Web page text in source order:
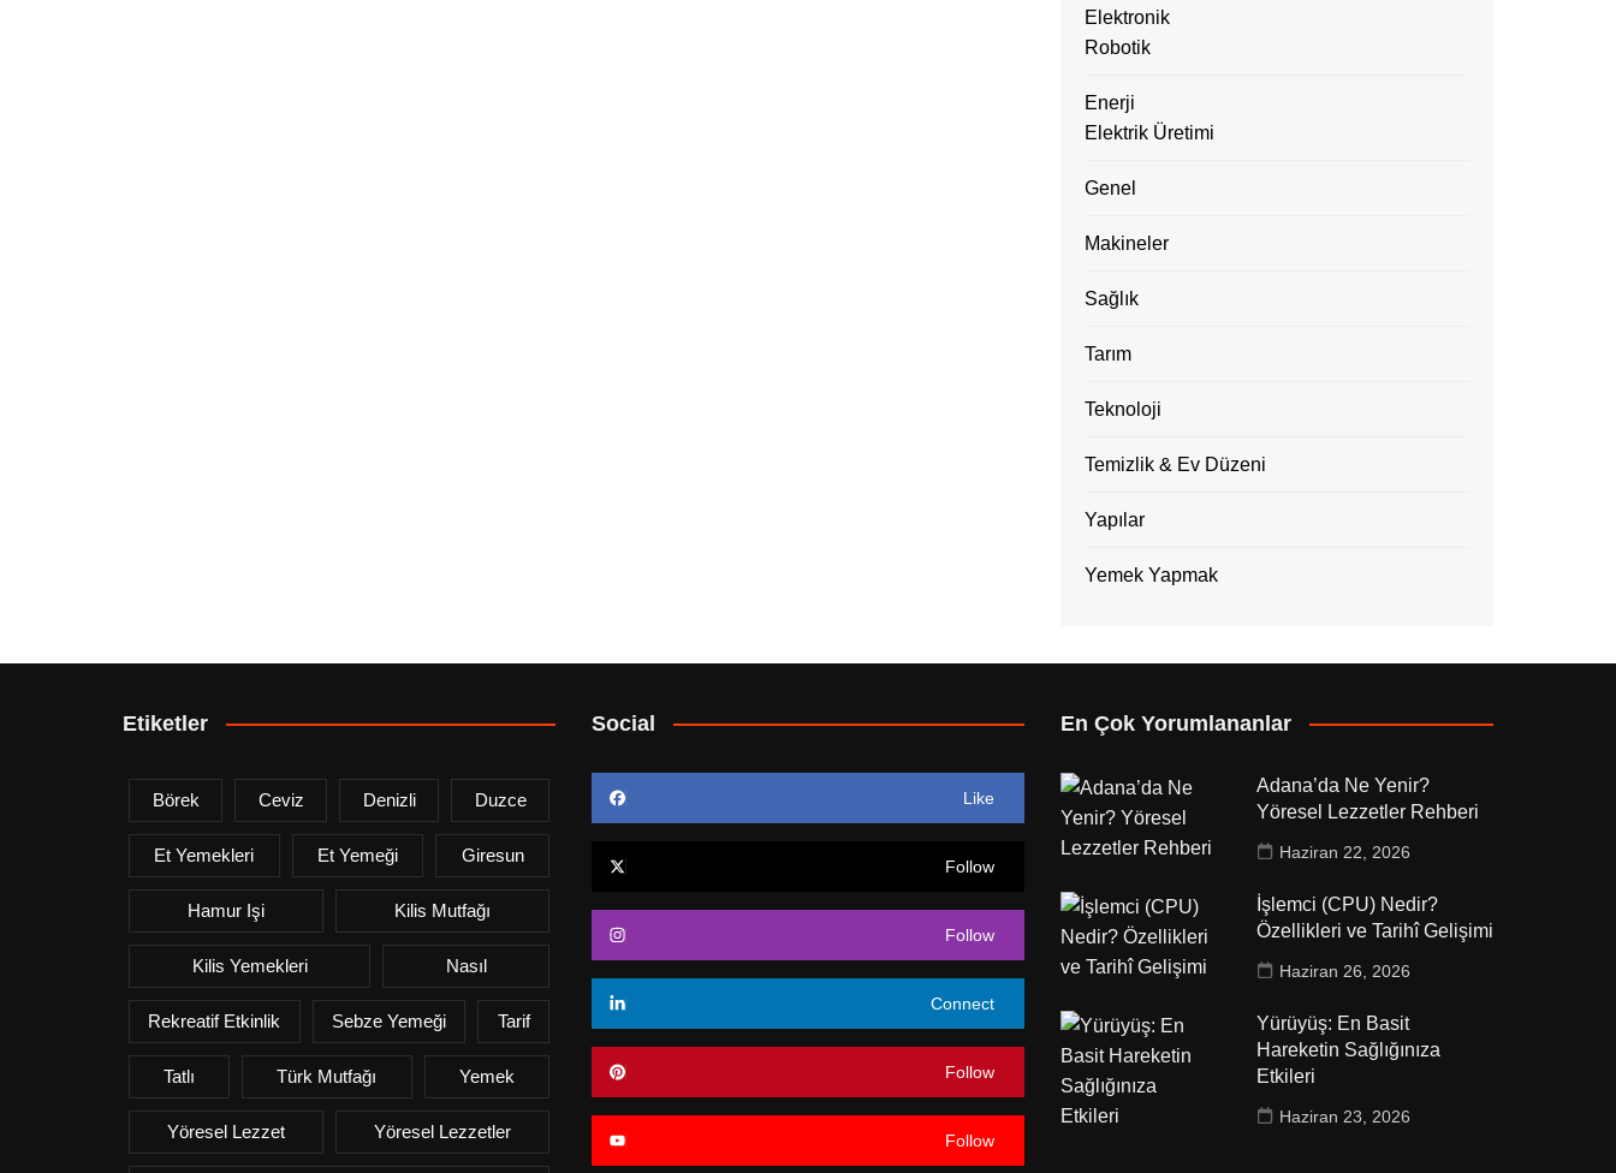
Elektronik
Robotik
Enerji
Elektrik Üretimi
Genel
Makineler
Sağlık
Tarım
Teknoloji
Temizlik & Ev Düzeni
Yapılar
Yemek Yapmak
Etiketler
Börek Ceviz Denizli Duzce
Et Yemekleri Et Yemeği Giresun
Hamur Işi Kilis Mutfağı
Kilis Yemekleri Nasıl
Rekreatif Etkinlik Sebze Yemeği Tarif
Tatlı Türk Mutfağı Yemek
Yöresel Lezzet Yöresel Lezzetler
Social
Like
Follow
Follow
Connect
Follow
Follow
En Çok Yorumlananlar
Adana’da Ne Yenir?
Yöresel Lezzetler Rehberi
Haziran 22, 2026
İşlemci (CPU) Nedir?
Özellikleri ve Tarihî Gelişimi
Haziran 26, 2026
Yürüyüş: En Basit
Hareketin Sağlığınıza
Etkileri
Haziran 23, 2026